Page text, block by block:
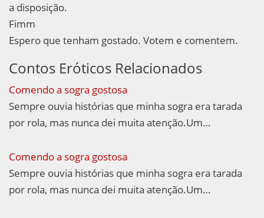
a disposição.
Fimm
Espero que tenham gostado. Votem e comentem.
Contos Eróticos Relacionados
Comendo a sogra gostosa
Sempre ouvia histórias que minha sogra era tarada
por rola, mas nunca dei muita atenção.Um…
Comendo a sogra gostosa
Sempre ouvia histórias que minha sogra era tarada
por rola, mas nunca dei muita atenção.Um…